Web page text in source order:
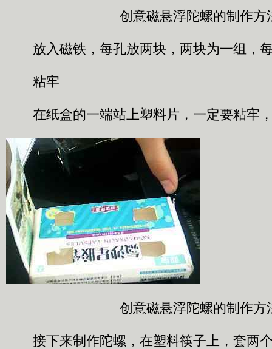
创意磁悬浮陀螺的制作方
放入磁铁，每孔放两块，两块为一组，
粘牢
在纸盒的一端站上塑料片，一定要粘牢
创意磁悬浮陀螺的制作方
接下来制作陀螺，在塑料筷子上，套两